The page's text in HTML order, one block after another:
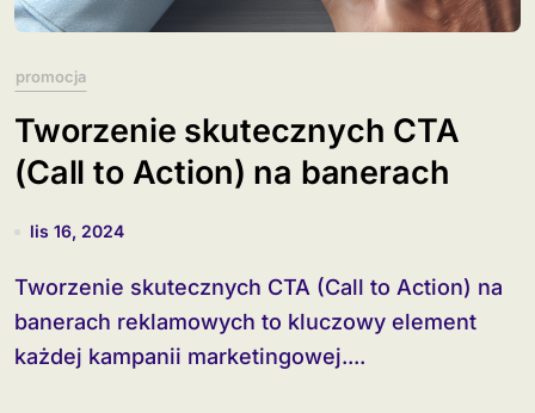
promocja
Tworzenie skutecznych CTA
(Call to Action) na banerach
lis 16, 2024
Tworzenie skutecznych CTA (Call to Action) na
banerach reklamowych to kluczowy element
każdej kampanii marketingowej....